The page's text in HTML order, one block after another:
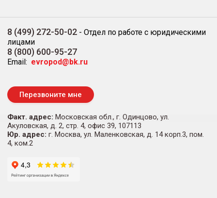
8 (499) 272-50-02 - Отдел по работе с юридическими
лицами
8 (800) 600-95-27
Email: evropod@bk.ru
Перезвоните мне
Факт. адрес: Московская обл., г. Одинцово, ул.
Акуловская, д. 2, стр. 4, офис 39, 107113
Юр. адрес: г. Москва, ул. Маленковская, д. 14 корп.3, пом.
4, ком.2